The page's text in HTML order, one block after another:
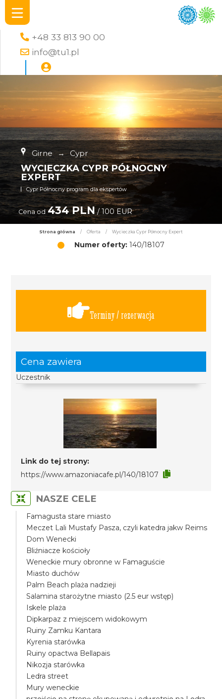
+48 33 813 90 00
info@tu1.pl
Girne → Cypr
WYCIECZKA CYPR PÓŁNOCNY
EXPERT
Cypr Północny program dla ekspertów
Cena od 434 PLN/ 100 EUR
Strona główna / Oferta / Wycieczka Cypr Północny Expert
Numer oferty: 140/18107
Terminy / rezerwacja
Cena zawiera
Uczestnik
Link do tej strony:
https://www.amazoniacafe.pl/140/18107
NASZE CELE
Famagusta stare miasto
Meczet Lali Mustafy Pasza, czyli katedra jakw Reims
Dom Wenecki
Bliźniacze kościoły
Weneckie mury obronne w Famaguście
Miasto duchów
Palm Beach plaża nadzieji
Salamina starożytne miasto (2.5 eur wstęp)
Iskele plaża
Dipkarpaz z miejscem widokowym
Ruiny Zamku Kantara
Kyrenia starówka
Ruiny opactwa Bellapais
Nikozja starówka
Ledra street
Mury weneckie